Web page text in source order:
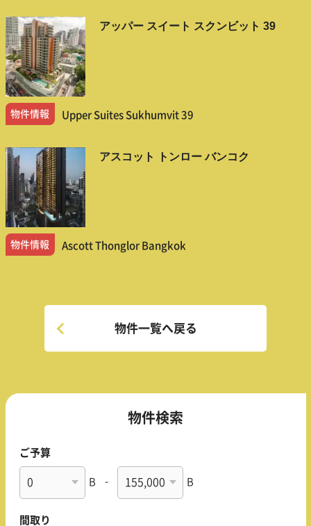
アッパー スイート スクンビット 39
物件情報 Upper Suites Sukhumvit 39
アスコット トンロー バンコク
物件情報 Ascott Thonglor Bangkok
物件一覧へ戻る
物件検索
ご予算
B - B
間取り